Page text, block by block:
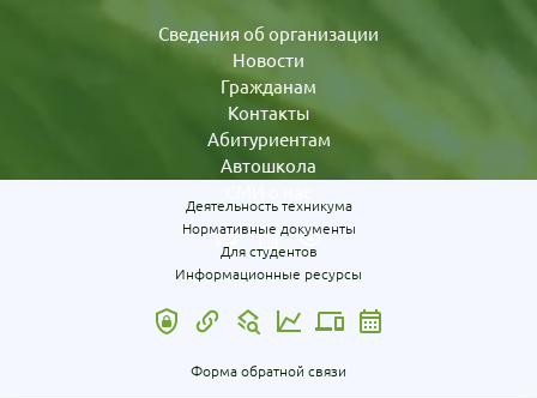
Сведения об организации
Новости
Гражданам
Контакты
Абитуриентам
Автошкола
Деятельность техникума
Нормативные документы
Для студентов
Информационные ресурсы
Форма обратной связи